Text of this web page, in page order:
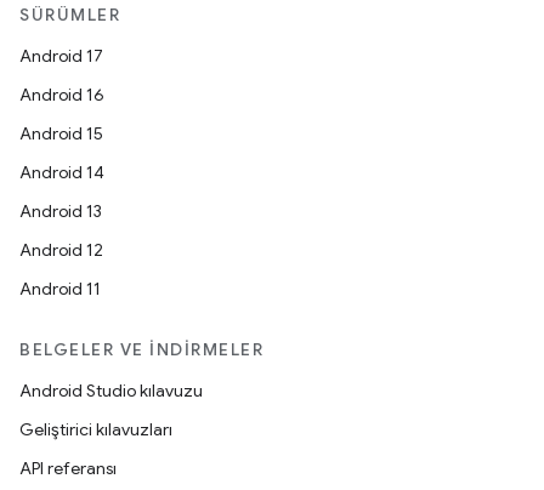
SÜRÜMLER
Android 17
Android 16
Android 15
Android 14
Android 13
Android 12
Android 11
BELGELER VE İNDIRMELER
Android Studio kılavuzu
Geliştirici kılavuzları
API referansı